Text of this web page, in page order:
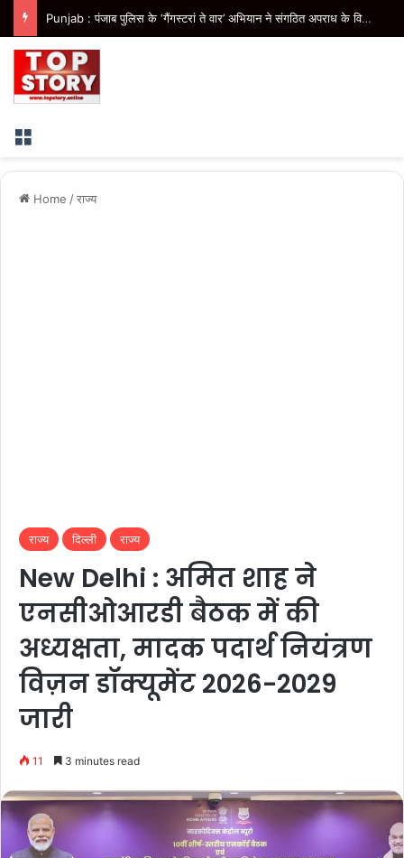
Punjab : पंजाब पुलिस के ‘गैंगस्टरां ते वार’ अभियान ने संगठित अपराध के विरुद्ध निरंतर कार्रवाई के 200 दिन पूरे किए
Menu
Home /राज्य
राज्य दिल्ली राज्य
New Delhi : अमित शाह ने
एनसीओआरडी बैठक में की
अध्यक्षता, मादक पदार्थ नियंत्रण
विज़न डॉक्यूमेंट 2026-2029
जारी
11 3 minutes read